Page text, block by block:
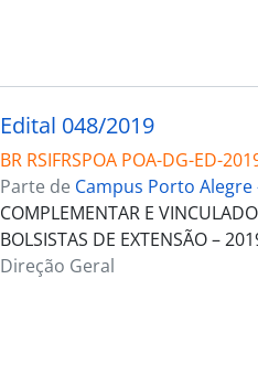
Edital 048/2019
BR RSIFRSPOA POA-DG-ED-
Parte de Campus Porto Alegre
COMPLEMENTAR E
BOLSISTAS DE EXTENSÃO –
Direção Geral